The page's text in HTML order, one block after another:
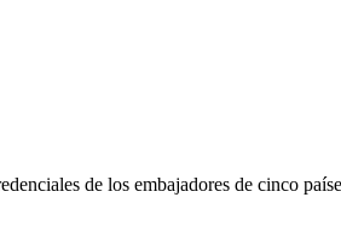
de los embajadores de cinco